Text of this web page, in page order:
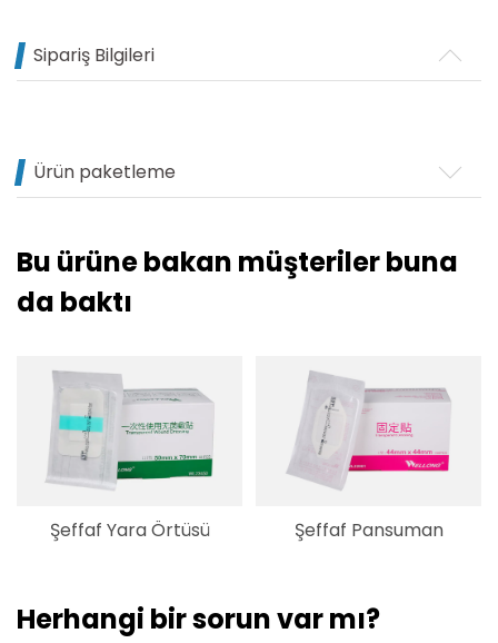
Sipariş Bilgileri
Ürün paketleme
Bu ürüne bakan müşteriler buna
da baktı
Şeffaf Yara Örtüsü Şeffaf Pansuman
Herhangi bir sorun var mı?